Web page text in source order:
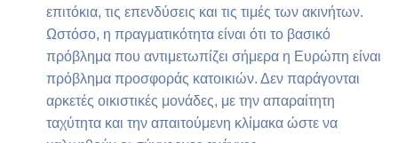
επιτόκια, τις επενδύσεις και τις τιμές των ακινήτων.
Ωστόσο, η πραγματικότητα είναι ότι το βασικό
πρόβλημα που αντιμετωπίζει σήμερα η Ευρώπη είναι
πρόβλημα προσφοράς κατοικιών. Δεν παράγονται
αρκετές οικιστικές μονάδες, με την απαραίτητη
ταχύτητα και την απαιτούμενη κλίμακα ώστε να